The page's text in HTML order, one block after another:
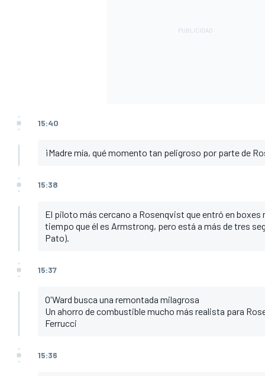
15:40
¡Madre mía, qué momento tan peligroso por parte de
15:38
El piloto más cercano a Rosenqvist que entró en boxes
tiempo que él es Armstrong, pero está a más de tres
Pato).
15:37
O'Ward busca una remontada milagrosa
Un ahorro de combustible mucho más realista para
Ferrucci
15:36